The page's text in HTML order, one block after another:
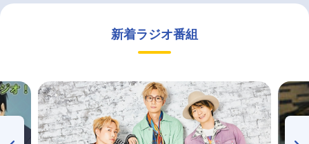
新着ラジオ番組